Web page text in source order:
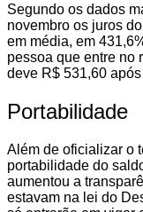
Segundo os dados
novembro os juros
em média, em
pessoa que entre no
deve R$ 531,60
Portabilidade
Além de oficializar o
portabilidade do
aumentou a
estavam na lei do